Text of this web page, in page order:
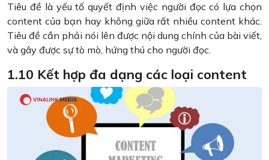
Tiêu đề là yếu tố quyết định việc người đọc có lựa chọn
content của bạn hay không giữa rất nhiều content khác.
Tiêu đề cần phải nói lên được nội dung chính của bài viết,
và gây được sự tò mò, hứng thú cho người đọc.
1.10 Kết hợp đa dạng các loại content